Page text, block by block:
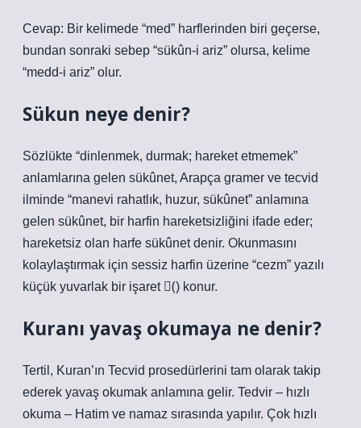
Cevap: Bir kelimede “med” harflerinden biri geçerse,
bundan sonraki sebep “sükûn-i ariz” olursa, kelime
“medd-i ariz” olur.
Sükun neye denir?
Sözlükte “dinlenmek, durmak; hareket etmemek”
anlamlarına gelen sükûnet, Arapça gramer ve tecvid
ilminde “manevi rahatlık, huzur, sükûnet” anlamına
gelen sükûnet, bir harfin hareketsizliğini ifade eder;
hareketsiz olan harfe sükûnet denir. Okunmasını
kolaylaştırmak için sessiz harfin üzerine “cezm” yazılı
küçük yuvarlak bir işaret (ْ) konur.
Kuranı yavaş okumaya ne denir?
Tertil, Kuran’ın Tecvid prosedürlerini tam olarak takip
ederek yavaş okumak anlamına gelir. Tedvir – hızlı
okuma – Hatim ve namaz sırasında yapılır. Çok hızlı